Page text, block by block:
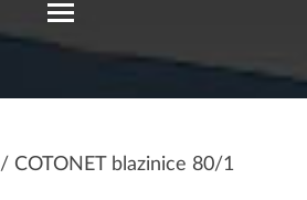
/ COTONET blazinice 80/1